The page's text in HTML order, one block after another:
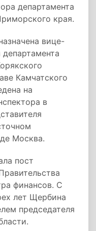
департамента
края.
вице-
Камчатского
на
в
Москва.
пост
финансов. С
лет Щербина
председателя